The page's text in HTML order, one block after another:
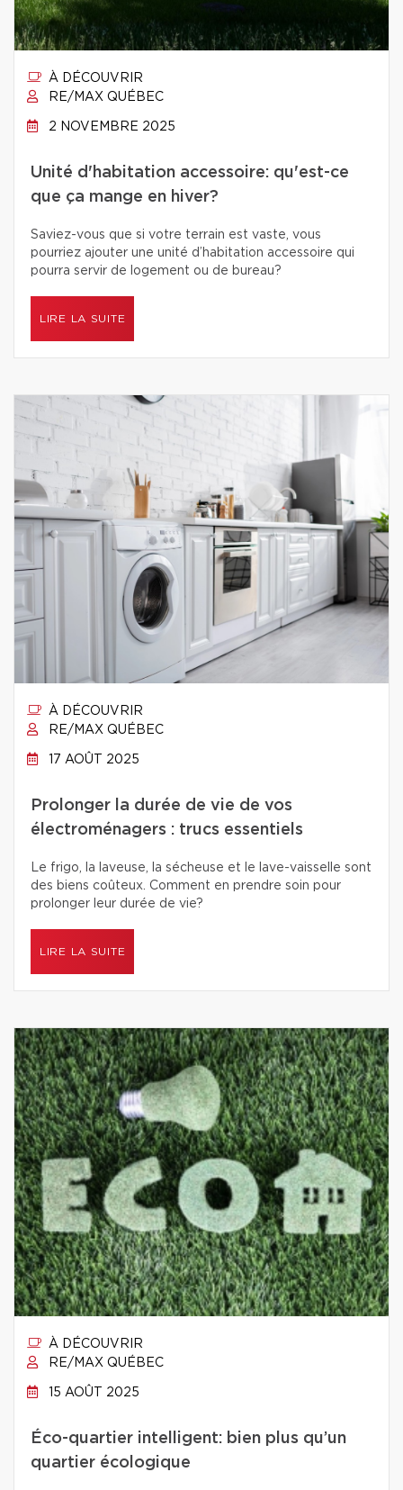
À DÉCOUVRIR
RE/MAX QUÉBEC
2 NOVEMBRE 2025
Unité d'habitation accessoire: qu'est-ce
que ça mange en hiver?
Saviez-vous que si votre terrain est vaste, vous
pourriez ajouter une unité d’habitation accessoire qui
pourra servir de logement ou de bureau?
LIRE LA SUITE
À DÉCOUVRIR
RE/MAX QUÉBEC
17 AOÛT 2025
Prolonger la durée de vie de vos
électroménagers : trucs essentiels
Le frigo, la laveuse, la sécheuse et le lave-vaisselle sont
des biens coûteux. Comment en prendre soin pour
prolonger leur durée de vie?
LIRE LA SUITE
À DÉCOUVRIR
RE/MAX QUÉBEC
15 AOÛT 2025
Éco-quartier intelligent: bien plus qu’un
quartier écologique